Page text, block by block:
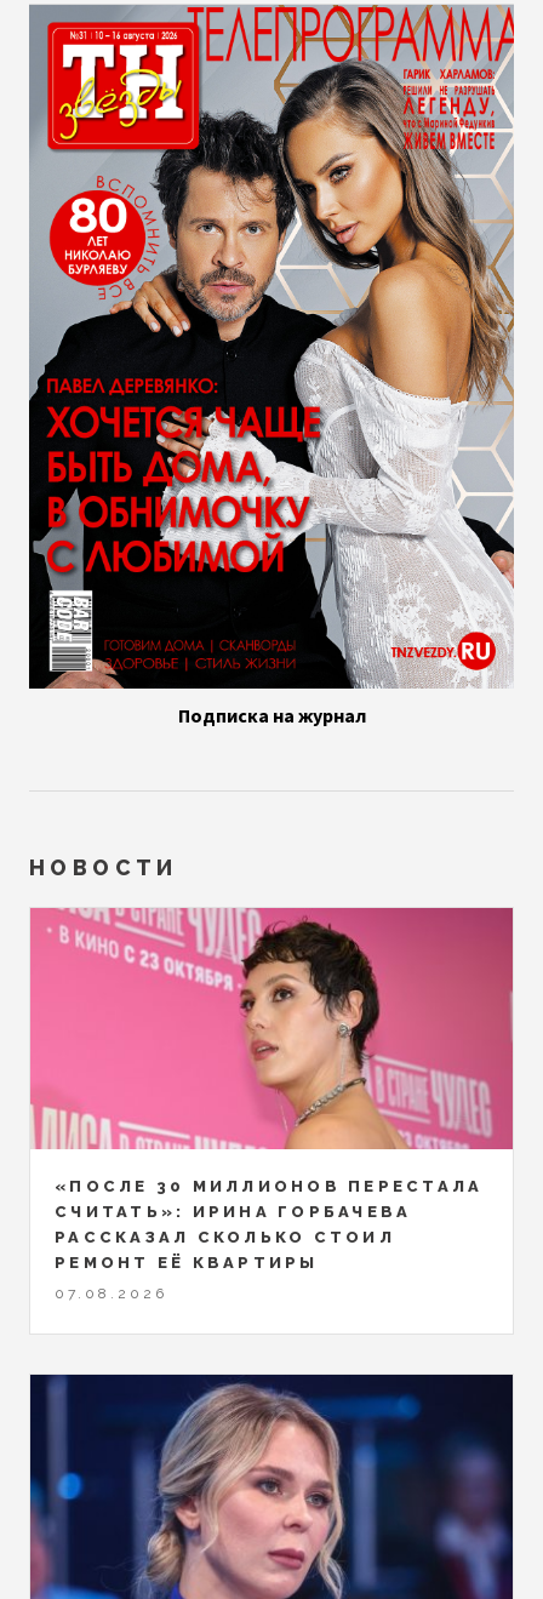
Подписка на журнал
НОВОСТИ
«ПОСЛЕ 30 МИЛЛИОНОВ ПЕРЕСТАЛА
СЧИТАТЬ»: ИРИНА ГОРБАЧЕВА
РАССКАЗАЛ СКОЛЬКО СТОИЛ
РЕМОНТ ЕЁ КВАРТИРЫ
07.08.2026